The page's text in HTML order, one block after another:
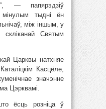
— папярэдзіў
мінулым тыдні ён
між іншым, у
скліканай Святым
Царквы натхняе
Касцёле,
значэнне
Цэрквамі.
ёсць розніца ў